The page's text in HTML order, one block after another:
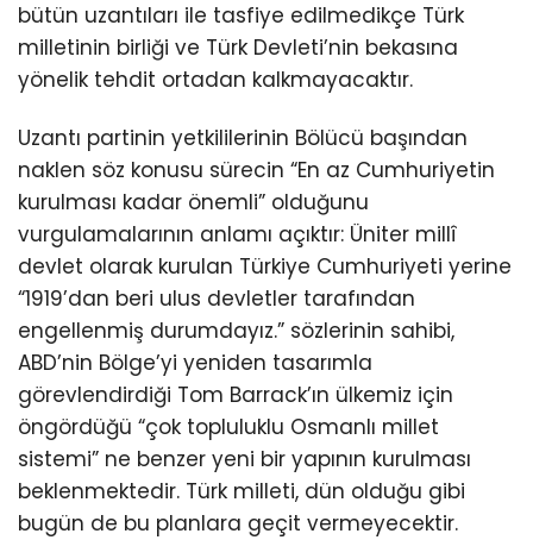
bütün uzantıları ile tasfiye edilmedikçe Türk
milletinin birliği ve Türk Devleti’nin bekasına
yönelik tehdit ortadan kalkmayacaktır.
Uzantı partinin yetkililerinin Bölücü başından
naklen söz konusu sürecin “En az Cumhuriyetin
kurulması kadar önemli” olduğunu
vurgulamalarının anlamı açıktır: Üniter millî
devlet olarak kurulan Türkiye Cumhuriyeti yerine
“1919’dan beri ulus devletler tarafından
engellenmiş durumdayız.” sözlerinin sahibi,
ABD’nin Bölge’yi yeniden tasarımla
görevlendirdiği Tom Barrack’ın ülkemiz için
öngördüğü “çok topluluklu Osmanlı millet
sistemi” ne benzer yeni bir yapının kurulması
beklenmektedir. Türk milleti, dün olduğu gibi
bugün de bu planlara geçit vermeyecektir.